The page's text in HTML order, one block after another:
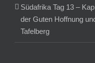
Südafrika Tag 13 – Kap
der Guten Hoffnung
Tafelberg